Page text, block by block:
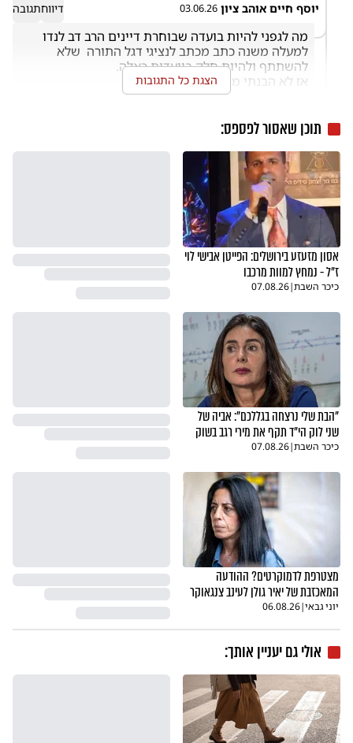
יוסף חיים אוהב ציון 03.06.26 דיווחתגובה
אז לא הבנתי מה אתה רוצה משס
ומה עם התאבון של גפני?
אלעזר מנחם אוהב ישראל
3
הכל
בני 03.06.26 תגובה
אני גם נרגש מהצדקות והענווה העצומה של דרעי
03.06.26
שלו
👍 1
משה 03.06.26
2
מתפזרת.
יוסי 03.06.26 דיווחתגובה
הצגת כל התגובות
תוכן שאסור לפספס:
אסון מזעזע בירושלים: הפייטן אבישי לוי
ז"ל - נמחץ למוות מרכבו
כיכר השבת|
07.08.26
"הבת שלי נרצחה בגללכם": אביה של
שני לוק הי"ד תקף את מירי רגב בשוק
כיכר השבת|
07.08.26
מצטרפת לדמוקרטים? ההודעה
המאכזבת של יאיר גולן לעינב צנגאוקר
יוני גבאי|
06.08.26
אולי גם יעניין אותך: